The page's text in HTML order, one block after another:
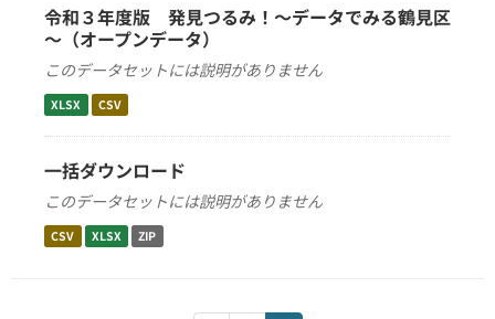
令和３年度版 発見つるみ！～データでみる鶴見区
～（オープンデータ）
このデータセットには説明がありません
XLSX CSV
一括ダウンロード
このデータセットには説明がありません
CSV XLSX ZIP